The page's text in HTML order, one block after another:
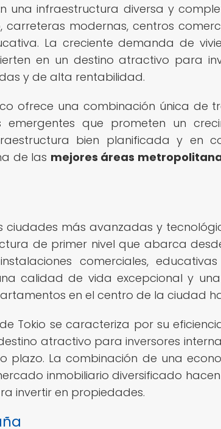
una infraestructura diversa y
carreteras modernas, centros
La creciente demanda de
en un destino atractivo para
y de alta rentabilidad.
ofrece una combinación única de
emergentes que prometen un
bien planificada y en
de las mejores áreas
ciudades más avanzadas y
de primer nivel que abarca
comerciales,
calidad de vida excepcional y
en el centro de la ciudad
Tokio se caracteriza por su
atractivo para inversores
plazo. La combinación de una
inmobiliario diversificado
invertir en propiedades.